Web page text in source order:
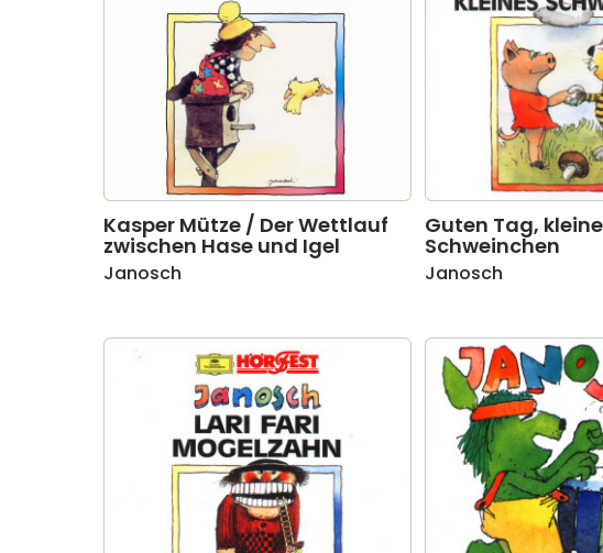
Kasper Mütze / Der Wettlauf
zwischen Hase und Igel
Janosch
Guten Tag,
Schweinchen
Janosch